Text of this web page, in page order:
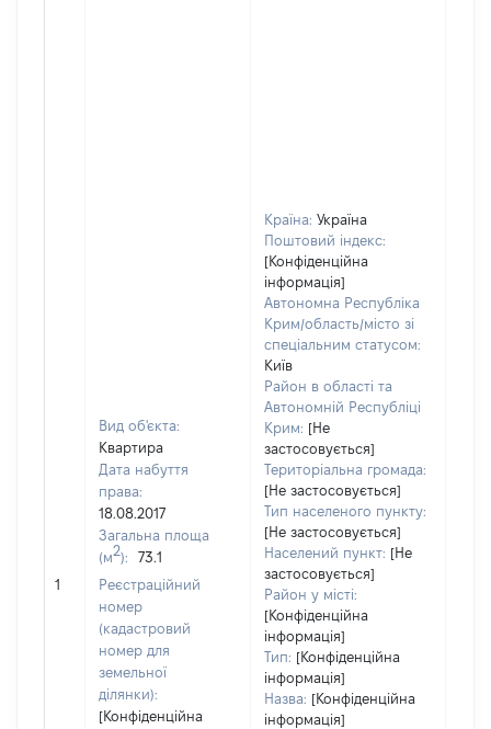
1
Вид об'єкта:
Квартира
Дата набуття
права:
18.08.2017
Загальна площа
(м2):
73.1
Реєстраційний
номер
(кадастровий
номер для
земельної
ділянки):
[Конфіденційна
Країна: Україна
Поштовий індекс:
[Конфіденційна
інформація]
Автономна Республіка
Крим/область/місто зі
спеціальним статусом:
Київ
Район в області та
Автономній Республіці
Крим: [Не
застосовується]
Територіальна громада:
[Не застосовується]
Тип населеного пункту:
[Не застосовується]
Населений пункт: [Не
застосовується]
Район у місті:
[Конфіденційна
інформація]
Тип: [Конфіденційна
інформація]
Назва: [Конфіденційна
інформація]